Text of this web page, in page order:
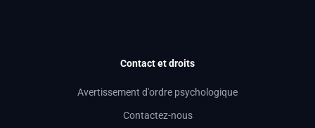
Contact et droits
Avertissement d'ordre psychologique
Contactez-nous